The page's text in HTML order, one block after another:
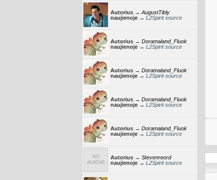
Autorius → AugustTibly
naujienoje → L2Spirit source
Autorius → Doramaland_Fluok
naujienoje → L2Spirit source
Autorius → Doramaland_Fluok
naujienoje → L2Spirit source
Autorius → Doramaland_Fluok
naujienoje → L2Spirit source
Autorius → Doramaland_Fluok
naujienoje → L2Spirit source
Autorius → Stevenreord
naujienoje → L2Spirit source